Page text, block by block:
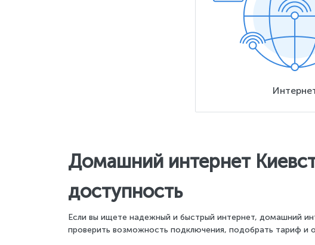
Домашний интернет
доступность
Если вы ищете надежный и быстрый интернет, домашний
проверить возможность подключения, подобрать тариф и